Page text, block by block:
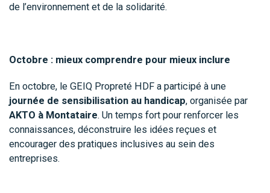
de l’environnement et de la solidarité.
Octobre : mieux comprendre pour mieux inclure
En octobre, le GEIQ Propreté HDF a participé à une
journée de sensibilisation au handicap, organisée par
AKTO à Montataire. Un temps fort pour renforcer les
connaissances, déconstruire les idées reçues et
encourager des pratiques inclusives au sein des
entreprises.